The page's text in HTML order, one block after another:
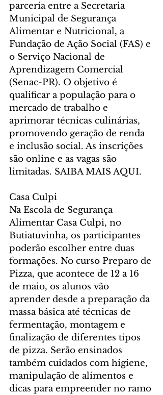
parceria entre a Secretaria
Municipal de Segurança
Alimentar e Nutricional, a
Fundação de Ação Social (FAS) e
o Serviço Nacional de
Aprendizagem Comercial
(Senac-PR). O objetivo é
qualificar a população para o
mercado de trabalho e
aprimorar técnicas culinárias,
promovendo geração de renda
e inclusão social. As inscrições
são online e as vagas são
limitadas. SAIBA MAIS AQUI.
Casa Culpi
Na Escola de Segurança
Alimentar Casa Culpi, no
Butiatuvinha, os participantes
poderão escolher entre duas
formações. No curso Preparo de
Pizza, que acontece de 12 a 16
de maio, os alunos vão
aprender desde a preparação da
massa básica até técnicas de
fermentação, montagem e
finalização de diferentes tipos
de pizza. Serão ensinados
também cuidados com higiene,
manipulação de alimentos e
dicas para empreender no ramo